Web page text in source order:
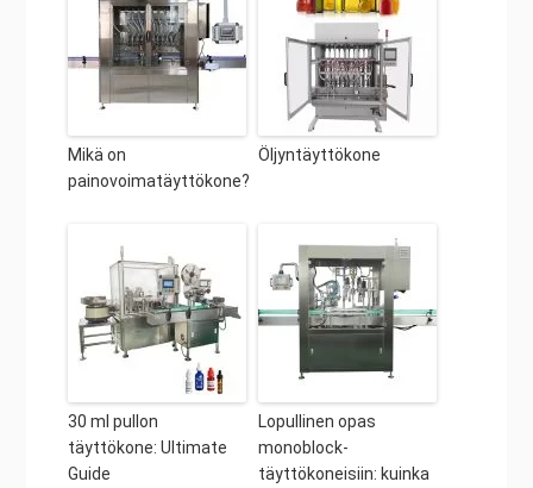
Mikä on
painovoimatäyttökone?
Öljyntäyttökone
30 ml pullon
täyttökone: Ultimate
Guide
Lopullinen opas
monoblock-
täyttökoneisiin: kuinka